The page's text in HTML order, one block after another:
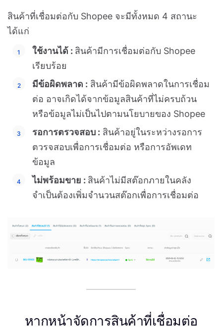
สินค้าที่เชื่อมต่อกับ Shopee จะมีทั้งหมด 4 สถานะ
ได้แก่
ใช้งานได้ : สินค้ามีการเชื่อมต่อกับ Shopee
เรียบร้อย
มีข้อผิดพลาด : สินค้ามีข้อผิดพลาดในการเชื่อม
ต่อ อาจเกิดได้จากข้อมูลสินค้าที่ไม่ครบถ้วน
หรือข้อมูลไม่เป็นไปตามนโยบายของ Shopee
รอการตรวจสอบ : สินค้าอยู่ในระหว่างรอการ
ตวรจสอบเพื่อการเชื่อมต่อ หรือการอัพเดท
ข้อมูล
ไม่พร้อมขาย : สินค้าไม่มีสต๊อกภายในคลัง
จำเป็นต้องเพิ่มจำนวนสต๊อกเพื่อการเชื่อมต่อ
หากหน้าจัดการสินค้าที่เชื่อมต่อ